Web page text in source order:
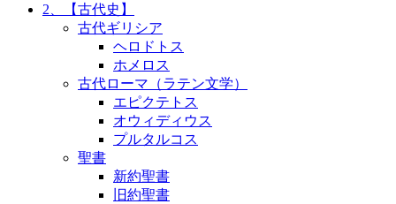
2、【古代史】
古代ギリシア
ヘロドトス
ホメロス
古代ローマ（ラテン文学）
エピクテトス
オウィディウス
プルタルコス
聖書
新約聖書
旧約聖書